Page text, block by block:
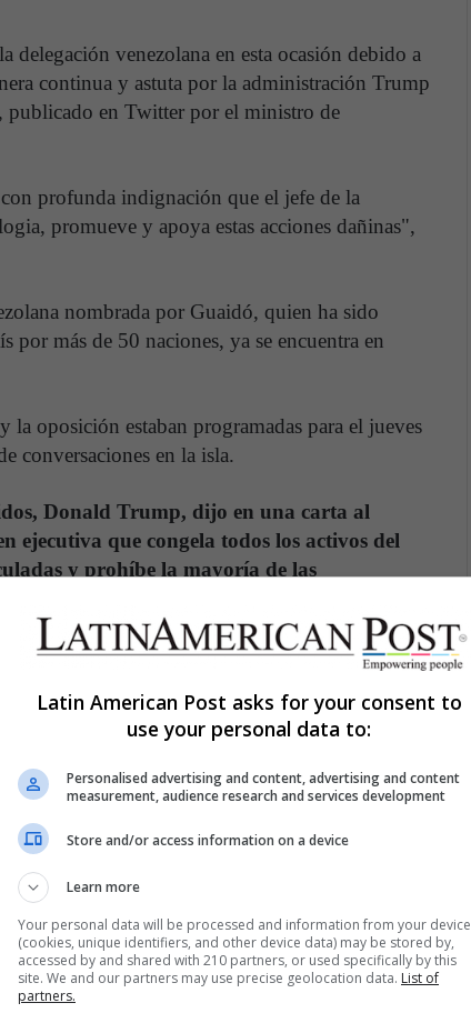
venezolana en esta ocasión debido a
continua y astuta por la administración Trump
publicado en Twitter por el ministro de
profunda indignación que el jefe de la
promueve y apoya estas acciones dañinas",
nombrada por Guaidó, quien ha sido
más de 50 naciones, ya se encuentra en
oposición estaban programadas para el jueves
conversaciones en la isla.
Donald Trump, dijo en una carta al
ejecutiva que congela todos los activos del
y prohíbe la mayoría de las
solo excepciones en la prestación de
negocios realizados por el gobierno federal.
de las FARC son 'bienvenidos' en Venezuela
verse como una escalada de medidas que buscan
ya que la nación caribeña rica en petróleo
económica, mientras intenta reforzar el poder de
Washington ya había impuesto a Caracas a
el proceso de diálogo con el partido
algunos de sus aliados internacionales.
del Asesor de Seguridad Nacional de Estados
Latin American Post asks for your consent to
use your personal data to:
Personalised advertising and content, advertising and content
measurement, audience research and services development
Store and/or access information on a device
Learn more
Your personal data will be processed and information from your device
(cookies, unique identifiers, and other device data) may be stored by,
accessed by and shared with 210 partners, or used specifically by this
site. We and our partners may use precise geolocation data. List of
partners.